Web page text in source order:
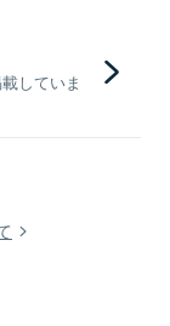
していま